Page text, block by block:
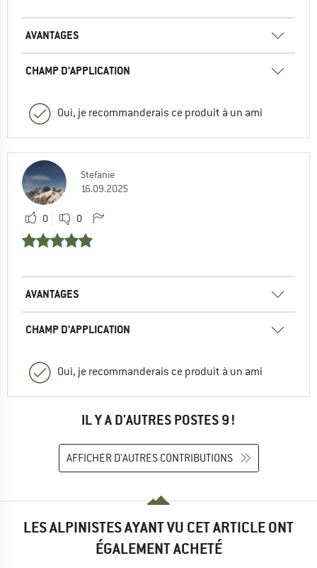
AVANTAGES
CHAMP D'APPLICATION
Oui, je recommanderais ce produit à un ami
Stefanie
16.09.2025
0 0
AVANTAGES
CHAMP D'APPLICATION
Oui, je recommanderais ce produit à un ami
IL Y A D'AUTRES POSTES 9 !
AFFICHER D'AUTRES CONTRIBUTIONS
LES ALPINISTES AYANT VU CET ARTICLE ONT
ÉGALEMENT ACHETÉ